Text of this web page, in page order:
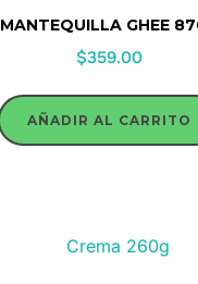
MANTEQUILLA GHEE
$359.00
AÑADIR AL CARRITO